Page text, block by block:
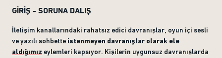
GİRİŞ - SORUNA DALIŞ
İletişim kanallarındaki rahatsız edici davranışlar, oyun içi sesli
ve yazılı sohbette istenmeyen davranışlar olarak ele
aldığımız eylemleri kapsıyor. Kişilerin uygunsuz davranışlarda